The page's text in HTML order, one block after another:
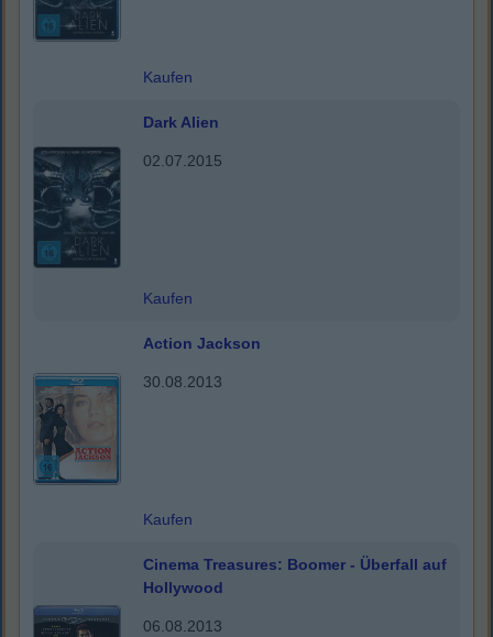
Kaufen
Dark Alien
02.07.2015
Kaufen
Action Jackson
30.08.2013
Kaufen
Cinema Treasures: Boomer - Überfall auf
Hollywood
06.08.2013